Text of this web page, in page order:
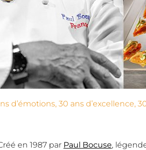
d’émotions, 30 ans
en 1987 par Paul Bocuse,